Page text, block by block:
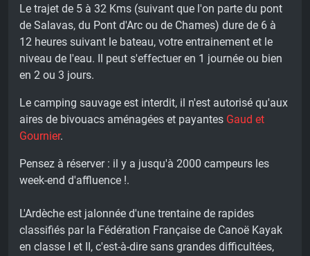
Le trajet de 5 à 32 Kms (suivant que l'on parte du pont
de Salavas, du Pont d'Arc ou de Chames) dure de 6 à
12 heures suivant le bateau, votre entrainement et le
niveau de l'eau. Il peut s'effectuer en 1 journée ou bien
en 2 ou 3 jours.
Le camping sauvage est interdit, il n'est autorisé qu'aux
aires de bivouacs aménagées et payantes Gaud et
Gournier.
Pensez à réserver : il y a jusqu'à 2000 campeurs les
week-end d'affluence !.
L'Ardèche est jalonnée d'une trentaine de rapides
classifiés par la Fédération Française de Canoë Kayak
en classe I et II, c'est-à-dire sans grandes difficultées,